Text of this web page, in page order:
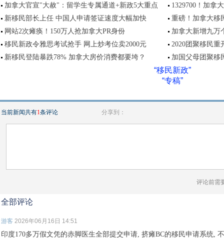
加拿大官宣"大赦"：留学生专属通道+新政5大重点
1329700！加拿
新移民部长上任 中国人申请签证速度大幅加快
重磅！加拿大移
网站2次瘫痪！150万人抢加拿大PR身份
加拿大新增九万
移民新政令雅思考试抢手 网上炒考位卖2000元
2020团聚移民重
新移民登陆暴跌78% 加拿大房价消费都要垮？
加国父母团聚移
“移民新政”
“专稿”
当前新闻共有1条评论 分享到：
评论前需
全部评论
游客 2026年06月16日 14:51
印度170多万假文凭的赤脚医生全部提交申请, 挤瘫BC的移民申请系统,